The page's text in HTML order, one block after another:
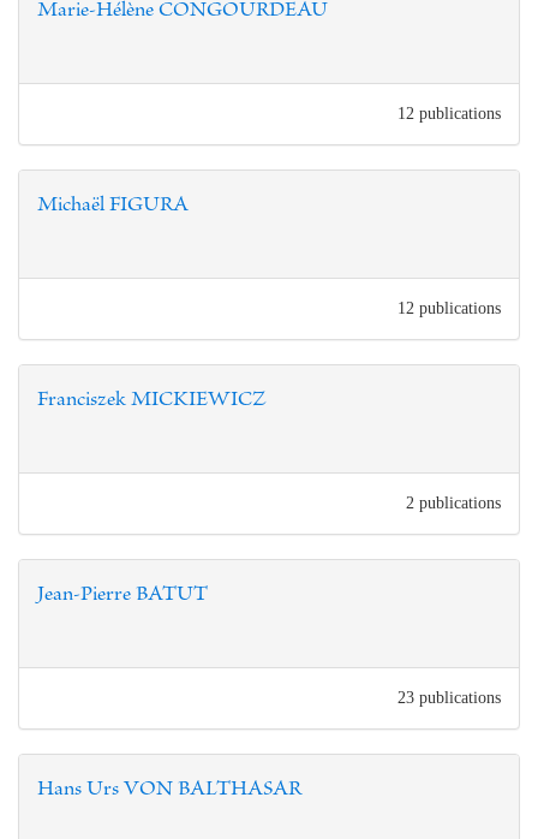
Marie-Hélène CONGOURDEAU
12 publications
Michaël FIGURA
12 publications
Franciszek MICKIEWICZ
2 publications
Jean-Pierre BATUT
23 publications
Hans Urs VON BALTHASAR